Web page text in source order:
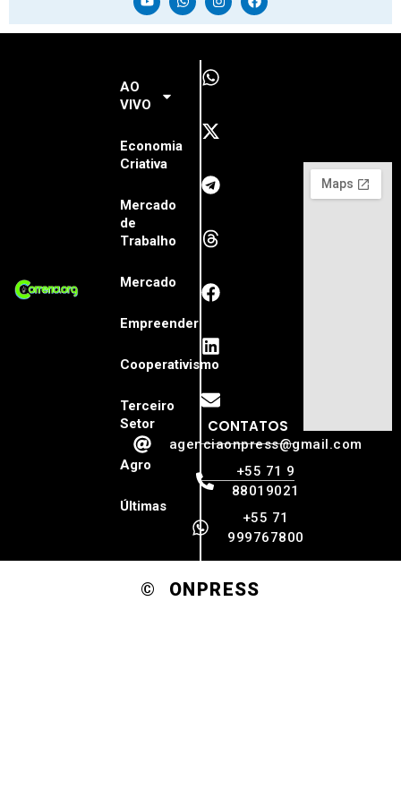
AO
VIVO
Economia
Criativa
Mercado
de
Trabalho
Mercado
Empreender
Cooperativismo
Terceiro
Setor
Agro
Últimas
CONTATOS
agenciaonpress@gmail.com
+55 71 9
88019021
+55 71
999767800
© ONPRESS